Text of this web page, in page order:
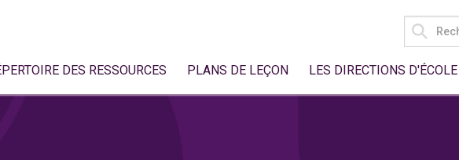
SEARCH
FOR:
DES RESSOURCES PLANS DE LEÇON LES DIRECTIONS D'ÉCOLE